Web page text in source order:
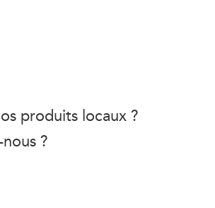
produits locaux ?
?